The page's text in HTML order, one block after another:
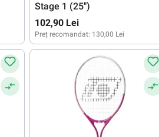
Stage 1 (25")
102,90 Lei
Preț recomandat: 130,00 Lei